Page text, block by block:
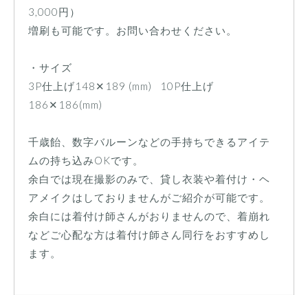
3,000円）
増刷も可能です。お問い合わせください。
・サイズ
3P仕上げ148✕189 (mm) 10P仕上げ
186✕186(mm)
千歳飴、数字バルーンなどの手持ちできるアイテ
ムの持ち込みOKです。
余白では現在撮影のみで、貸し衣装や着付け・ヘ
アメイクはしておりませんがご紹介が可能です。
余白には着付け師さんがおりませんので、着崩れ
などご心配な方は着付け師さん同行をおすすめし
ます。